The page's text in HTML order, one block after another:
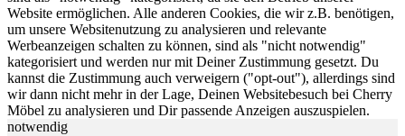
Website ermöglichen. Alle anderen Cookies, die wir z.B. benötigen,
um unsere Websitenutzung zu analysieren und relevante
Werbeanzeigen schalten zu können, sind als "nicht notwendig"
kategorisiert und werden nur mit Deiner Zustimmung gesetzt. Du
kannst die Zustimmung auch verweigern ("opt-out"), allerdings sind
wir dann nicht mehr in der Lage, Deinen Websitebesuch bei Cherry
Möbel zu analysieren und Dir passende Anzeigen auszuspielen.
notwendig